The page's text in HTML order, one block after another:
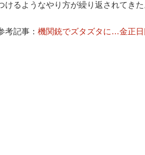
けるようなやり方が繰り返されてき
考記事： 機関銃でズタズタに…金正日